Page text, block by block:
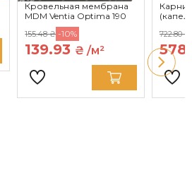
Кровельная мембрана
MDM Ventia Optima 190
155.48 ₴ -10%
139.93 ₴ /м²
722.80 ₴